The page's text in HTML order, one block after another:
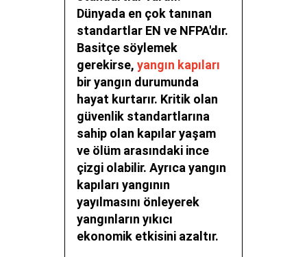
Dünyada en çok tanınan
standartlar EN ve NFPA'dır.
Basitçe söylemek
gerekirse, yangın kapıları
bir yangın durumunda
hayat kurtarır. Kritik olan
güvenlik standartlarına
sahip olan kapılar yaşam
ve ölüm arasındaki ince
çizgi olabilir. Ayrıca yangın
kapıları yangının
yayılmasını önleyerek
yangınların yıkıcı
ekonomik etkisini azaltır.